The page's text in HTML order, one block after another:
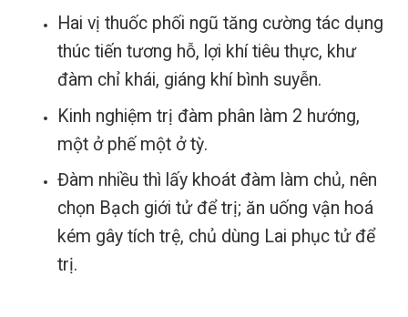
Hai vị thuốc phối ngũ tăng cường tác dụng
thúc tiến tương hỗ, lợi khí tiêu thực, khư
đàm chỉ khái, giáng khí bình suyễn.
Kinh nghiệm trị đàm phân làm 2 hướng,
một ở phế một ở tỳ.
Đàm nhiều thì lấy khoát đàm làm chủ, nên
chọn Bạch giới tử để trị; ăn uống vận hoá
kém gây tích trệ, chủ dùng Lai phục tử để
trị.